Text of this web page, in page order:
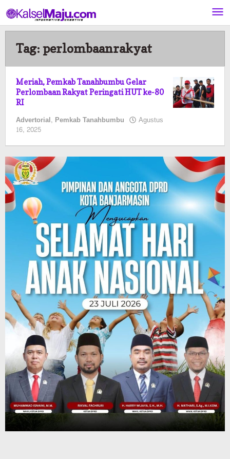
ke
konten
Tag: perlombaanrakyat
Meriah, Pemkab Tanahbumbu Gelar
Perlombaan Rakyat Peringati HUT ke-80
RI
Advertorial, Pemkab Tanahbumbu Agustus
16, 2025